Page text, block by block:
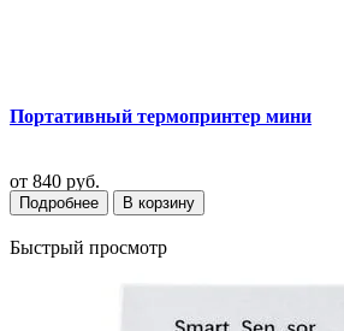
Портативный термопринтер мини
от 840 руб.
Подробнее В корзину
Быстрый просмотр